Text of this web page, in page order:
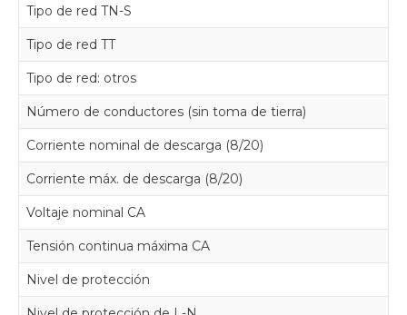
Tipo de red TN-S
Tipo de red TT
Tipo de red: otros
Número de conductores (sin toma de tierra)
Corriente nominal de descarga (8/20)
Corriente máx. de descarga (8/20)
Voltaje nominal CA
Tensión continua máxima CA
Nivel de protección